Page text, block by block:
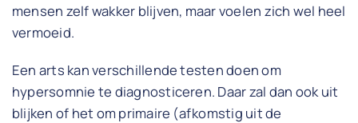
mensen zelf wakker blijven, maar voelen zich wel heel
vermoeid.
Een arts kan verschillende testen doen om
hypersomnie te diagnosticeren. Daar zal dan ook uit
blijken of het om primaire (afkomstig uit de